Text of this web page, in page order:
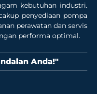
kebutuhan industri.
penyediaan pompa
perawatan dan servis
performa optimal.
Anda!"